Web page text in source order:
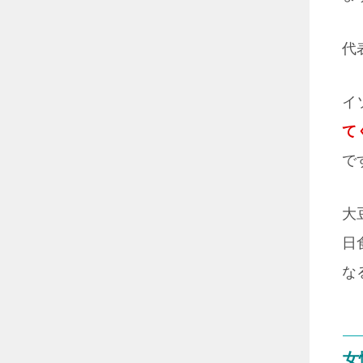
代
イ
て
で
大
日
な
女